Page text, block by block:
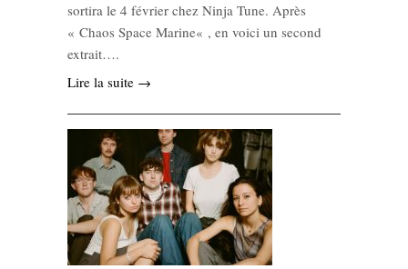
sortira le 4 février chez Ninja Tune. Après
« Chaos Space Marine« , en voici un second
extrait….
Lire la suite →